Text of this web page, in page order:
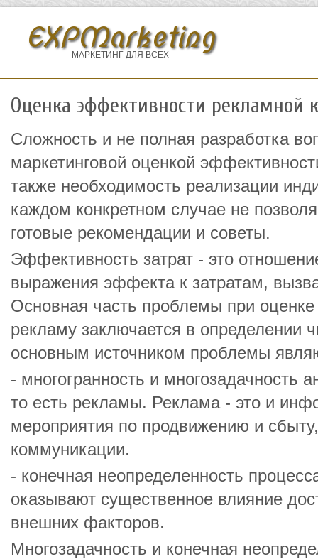
EXPMarketing
МАРКЕТИНГ ДЛЯ ВСЕХ
Оценка эффективности рекламной
Сложность и не полная разработка
маркетинговой оценкой
также необходимость реализации
каждом конкретном случае не
готовые рекомендации и советы.
Эффективность затрат - это
выражения эффекта к затратам,
Основная часть проблемы при
рекламу заключается в определении
основным источником проблемы
- многогранность и многозадачность
то есть рекламы. Реклама - это и
мероприятия по продвижению и
коммуникации.
- конечная неопределенность
оказывают существенное влияние
внешних факторов.
Многозадачность и конечная